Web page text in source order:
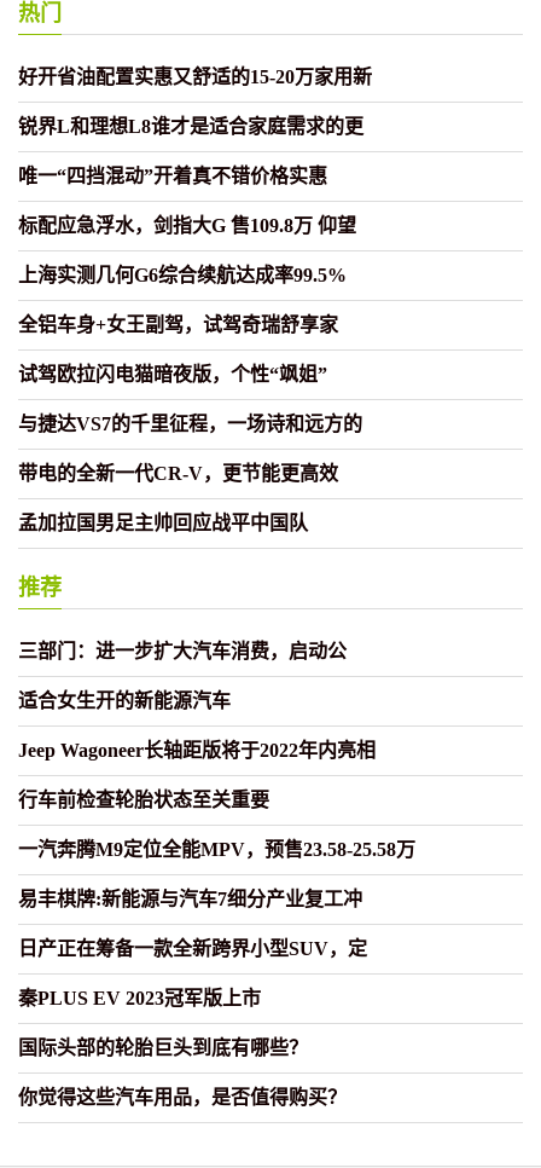
热门
好开省油配置实惠又舒适的15-20万家用新
锐界L和理想L8谁才是适合家庭需求的更
唯一“四挡混动”开着真不错价格实惠
标配应急浮水，剑指大G 售109.8万 仰望
上海实测几何G6综合续航达成率99.5%
全铝车身+女王副驾，试驾奇瑞舒享家
试驾欧拉闪电猫暗夜版，个性“飒姐”
与捷达VS7的千里征程，一场诗和远方的
带电的全新一代CR-V，更节能更高效
孟加拉国男足主帅回应战平中国队
推荐
三部门：进一步扩大汽车消费，启动公
适合女生开的新能源汽车
Jeep Wagoneer长轴距版将于2022年内亮相
行车前检查轮胎状态至关重要
一汽奔腾M9定位全能MPV，预售23.58-25.58万
易丰棋牌:新能源与汽车7细分产业复工冲
日产正在筹备一款全新跨界小型SUV，定
秦PLUS EV 2023冠军版上市
国际头部的轮胎巨头到底有哪些？
你觉得这些汽车用品，是否值得购买？